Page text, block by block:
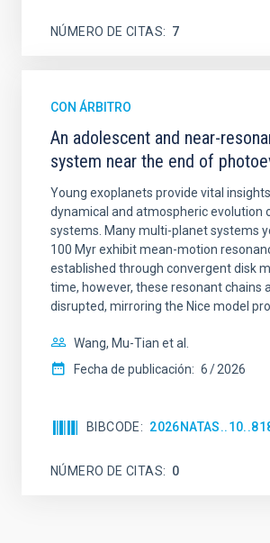
NÚMERO DE CITAS 7
CON ÁRBITRO
An adolescent and near-
system near the end of
Young exoplanets provide vital
dynamical and atmospheric evolution
systems. Many multi-planet systems
100 Myr exhibit mean-motion
established through convergent disk
time, however, these resonant chains
disrupted, mirroring the Nice model
Wang, Mu-Tian et al.
Fecha de publicación: 6 2026
BIBCODE
NÚMERO DE CITAS 0